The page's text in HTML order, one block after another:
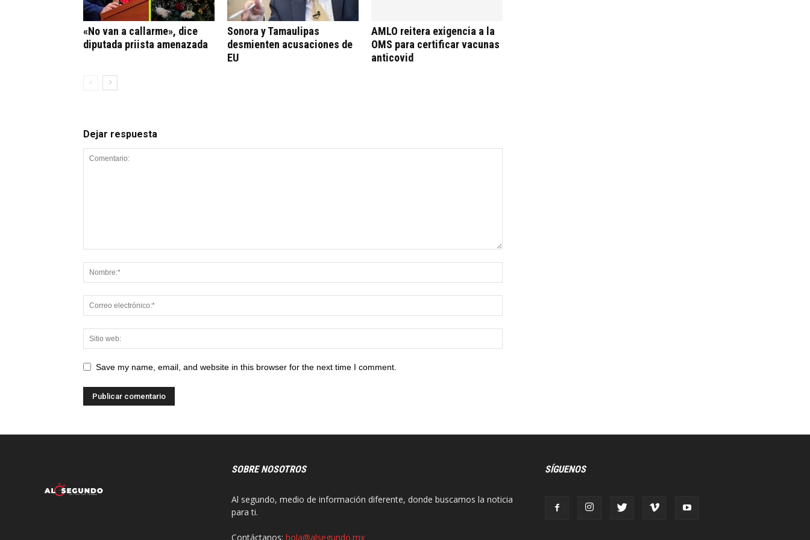
«No van a callarme», dice
diputada priista amenazada
Sonora y Tamaulipas
desmienten acusaciones de
EU
AMLO reitera exigencia a la
OMS para certificar vacunas
anticovid
Dejar respuesta
Save my name, email, and website in this browser for the next time I comment.
SOBRE NOSOTROS
Al segundo, medio de información diferente, donde buscamos la noticia
para ti.
Contáctanos: hola@alsegundo.mx
SÍGUENOS